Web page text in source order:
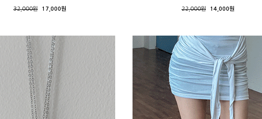
32,000원 17,000원 22,000원 14,000원